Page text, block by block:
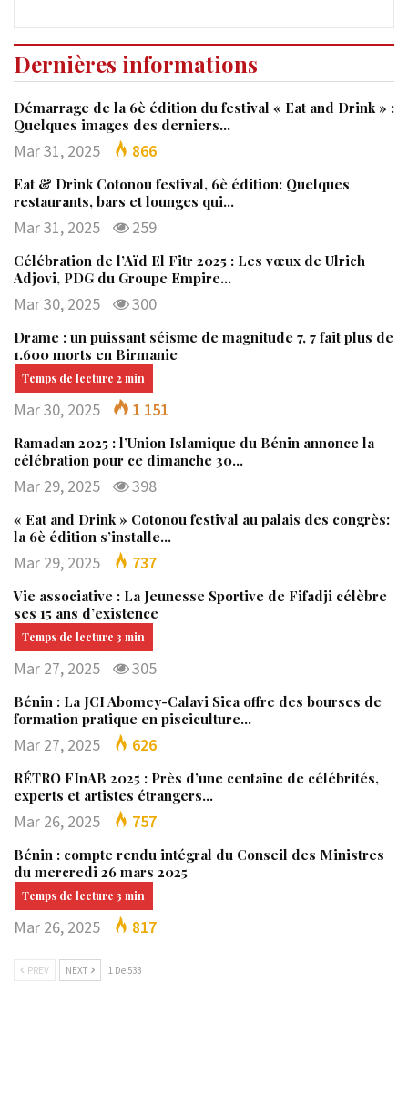
Dernières informations
Démarrage de la 6è édition du festival « Eat and Drink » :
Quelques images des derniers…
Mar 31, 2025 866
Eat & Drink Cotonou festival, 6è édition: Quelques
restaurants, bars et lounges qui…
Mar 31, 2025 259
Célébration de l’Aïd El Fitr 2025 : Les vœux de Ulrich
Adjovi, PDG du Groupe Empire…
Mar 30, 2025 300
Drame : un puissant séisme de magnitude 7, 7 fait plus de
1.600 morts en Birmanie
Mar 30, 2025 1 151
Ramadan 2025 : l’Union Islamique du Bénin annonce la
célébration pour ce dimanche 30…
Mar 29, 2025 398
« Eat and Drink » Cotonou festival au palais des congrès:
la 6è édition s’installe…
Mar 29, 2025 737
Vie associative : La Jeunesse Sportive de Fifadji célèbre
ses 15 ans d’existence
Mar 27, 2025 305
Bénin : La JCI Abomey-Calavi Sica offre des bourses de
formation pratique en pisciculture…
Mar 27, 2025 626
RÉTRO FInAB 2025 : Près d’une centaine de célébrités,
experts et artistes étrangers…
Mar 26, 2025 757
Bénin : compte rendu intégral du Conseil des Ministres
du mercredi 26 mars 2025
Mar 26, 2025 817
PREV NEXT 1 De 533